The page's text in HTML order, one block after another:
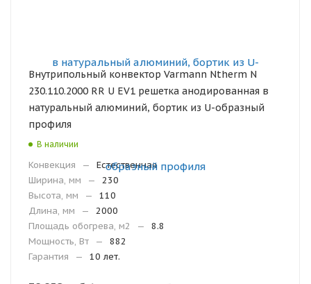
Внутрипольный конвектор Varmann Ntherm N
230.110.2000 RR U EV1 решетка анодированная в
натуральный алюминий, бортик из U-образный
профиля
В наличии
Конвекция —
Естественная
Ширина, мм
—
230
Высота, мм
—
110
Длина, мм
—
2000
Площадь обогрева, м2
—
8.8
Мощность, Вт
—
882
Гарантия
— 10 лет.